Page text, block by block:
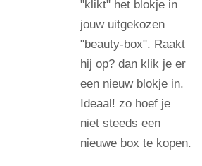
"klikt" het blokje in
jouw uitgekozen
"beauty-box". Raakt
hij op? dan klik je er
een nieuw blokje in.
Ideaal! zo hoef je
niet steeds een
nieuwe box te kopen.